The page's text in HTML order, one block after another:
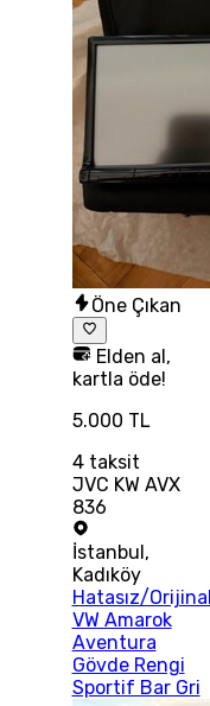
Öne Çıkan
Elden al,
kartla öde!
5.000 TL
4taksit
JVC KW AVX
836
İstanbul,
Kadıköy
Hatasız/
VW Amarok
Aventura
Gövde Rengi
Sportif Bar Gri